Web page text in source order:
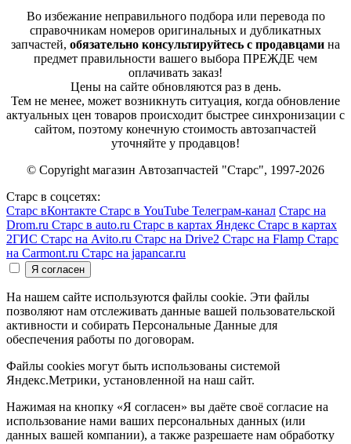
Во избежание неправильного подбора или перевода по
справочникам номеров оригинальных и дубликатных
запчастей, обязательно консультируйтесь с продавцами на
предмет правильности вашего выбора ПРЕЖДЕ чем
оплачивать заказ!
Цены на сайте обновляются раз в день.
Тем не менее, может возникнуть ситуация, когда обновление
актуальных цен товаров происходит быстрее синхронизации с
сайтом, поэтому конечную стоимость автозапчастей
уточняйте у продавцов!
© Copyright магазин Автозапчастей "Старс", 1997-2026
Старс в соцсетях:
Старс вКонтакте Старс в YouTube Телеграм-канал Старс на
Drom.ru Старс в auto.ru Старс в картах Яндекс Старс в картах
2ГИС Старс на Avito.ru Старс на Drive2 Старс на Flamp Старс
на Carmont.ru Старс на japancar.ru
На нашем сайте используются файлы cookie. Эти файлы
позволяют нам отслеживать данные вашей пользовательской
активности и собирать Персональные Данные для
обеспечения работы по договорам.
Файлы cookies могут быть использованы системой
Яндекс.Метрики, установленной на наш сайт.
Нажимая на кнопку «Я согласен» вы даёте своё согласие на
использование нами ваших персональных данных (или
данных вашей компании), а также разрешаете нам обработку